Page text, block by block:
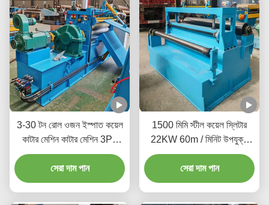
3-30 টন রোল ওজন ইস্পাত কয়েল
কাটার মেশিন কাটার মেশিন 3Ph
380V 20-200m/Min
সেরা দাম পান
1500 মিমি স্টীল কয়েল স্লিটার
22KW 60m / মিনিট উপযুক্ত
আকার এবং আকারে কাটা
সেরা দাম পান